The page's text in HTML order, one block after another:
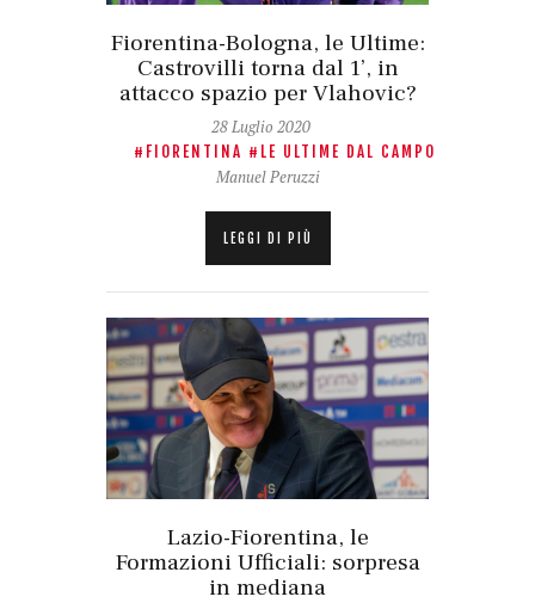
Fiorentina-Bologna, le Ultime:
Castrovilli torna dal 1’, in
attacco spazio per Vlahovic?
28 Luglio 2020
FIORENTINA LE ULTIME DAL CAMPO
Manuel Peruzzi
LEGGI DI PIÙ
Lazio-Fiorentina, le
Formazioni Ufficiali: sorpresa
in mediana